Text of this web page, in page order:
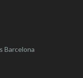
Barcelona